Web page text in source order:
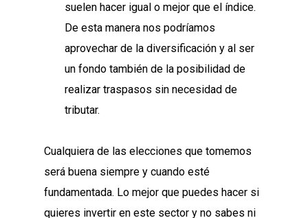
suelen hacer igual o mejor que el índice.
De esta manera nos podríamos
aprovechar de la diversificación y al ser
un fondo también de la posibilidad de
realizar traspasos sin necesidad de
tributar.
Cualquiera de las elecciones que tomemos
será buena siempre y cuando esté
fundamentada. Lo mejor que puedes hacer si
quieres invertir en este sector y no sabes ni